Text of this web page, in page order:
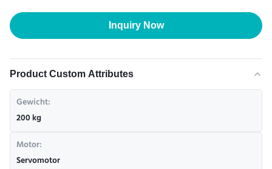
Inquiry Now
Product Custom Attributes
Gewicht:
200 kg
Motor:
Servomotor